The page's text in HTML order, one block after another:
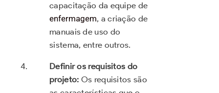
capacitação da equipe de
enfermagem, a criação de
manuais de uso do
sistema, entre outros.
Definir os requisitos do
projeto: Os requisitos são